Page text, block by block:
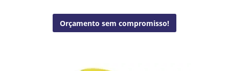
Orçamento sem compromisso!